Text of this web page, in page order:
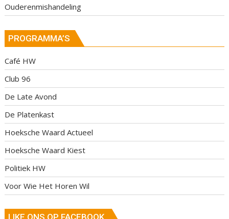
Ouderenmishandeling
PROGRAMMA’S
Café HW
Club 96
De Late Avond
De Platenkast
Hoeksche Waard Actueel
Hoeksche Waard Kiest
Politiek HW
Voor Wie Het Horen Wil